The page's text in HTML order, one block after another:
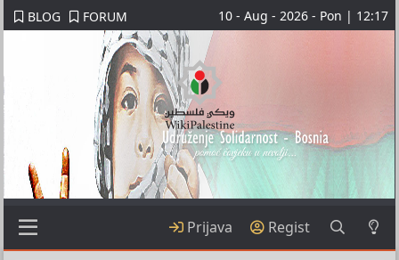
BLOG FORUM 10 - Aug - 2026 - Pon | 12:17
Prijava Regist